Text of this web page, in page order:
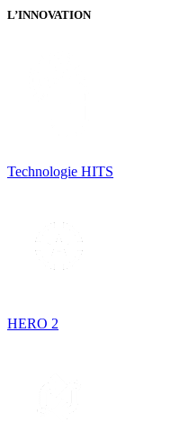
L’INNOVATION
Technologie HITS
HERO 2